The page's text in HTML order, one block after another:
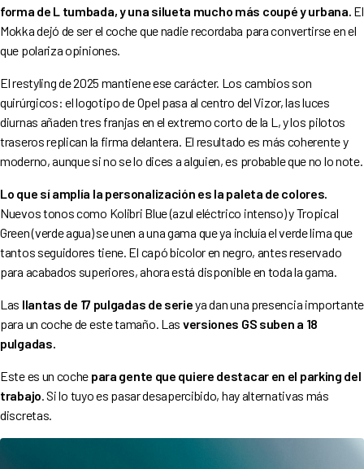
forma de L tumbada, y una silueta mucho más coupé y urbana. El
Mokka dejó de ser el coche que nadie recordaba para convertirse en el
que polariza opiniones.
El restyling de 2025 mantiene ese carácter. Los cambios son
quirúrgicos: el logotipo de Opel pasa al centro del Vizor, las luces
diurnas añaden tres franjas en el extremo corto de la L, y los pilotos
traseros replican la firma delantera. El resultado es más coherente y
moderno, aunque si no se lo dices a alguien, es probable que no lo note.
Lo que sí amplía la personalización es la paleta de colores.
Nuevos tonos como Kolibri Blue (azul eléctrico intenso) y Tropical
Green (verde agua) se unen a una gama que ya incluía el verde lima que
tantos seguidores tiene. El capó bicolor en negro, antes reservado
para acabados superiores, ahora está disponible en toda la gama.
Las llantas de 17 pulgadas de serieya dan una presencia importante
para un coche de este tamaño. Las versiones GS suben a 18
pulgadas.
Este es un coche para gente que quiere destacar en el parking del
trabajo. Si lo tuyo es pasar desapercibido, hay alternativas más
discretas.